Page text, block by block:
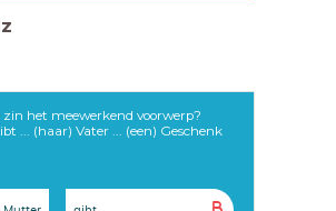
zin het meewerkend voorwerp?
... (haar) Vater ... (een) Geschenk